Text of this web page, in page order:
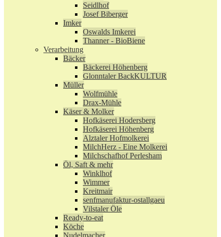
Seidlhof
Josef Biberger
Imker
Oswalds Imkerei
Thanner - BioBiene
Verarbeitung
Bäcker
Bäckerei Höhenberg
Glonntaler BackKULTUR
Müller
Wolfmühle
Drax-Mühle
Käser & Molker
Hofkäserei Hodersberg
Hofkäserei Höhenberg
Alztaler Hofmolkerei
MilchHerz - Eine Molkerei
Milchschafhof Perlesham
Öl, Saft & mehr
Winklhof
Wimmer
Kreitmair
senfmanufaktur-ostallgaeu
Vilstaler Öle
Ready-to-eat
Köche
Nudelmacher